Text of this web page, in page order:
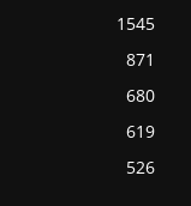
1545
871
680
619
526